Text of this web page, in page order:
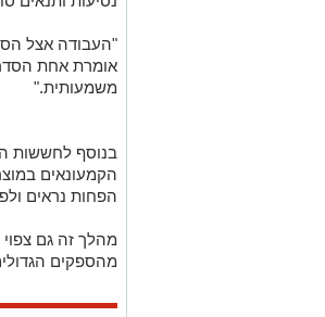
"העבודה אצל
אומרת אחת
משמעותית."
בנוסף לחששות
הקמעונאים
הפחות נראים
מהלך זה גם
מהספקים